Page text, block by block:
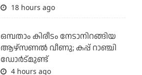
18 hours ago
ഒമ്പതാം കിരീടം നേടാനിറങ്ങിയ
ആഴ്സണല്‍ വീണു; കപ്പ് റാഞ്ചി
ഡോര്‍ട്മുണ്ട്
4 hours ago